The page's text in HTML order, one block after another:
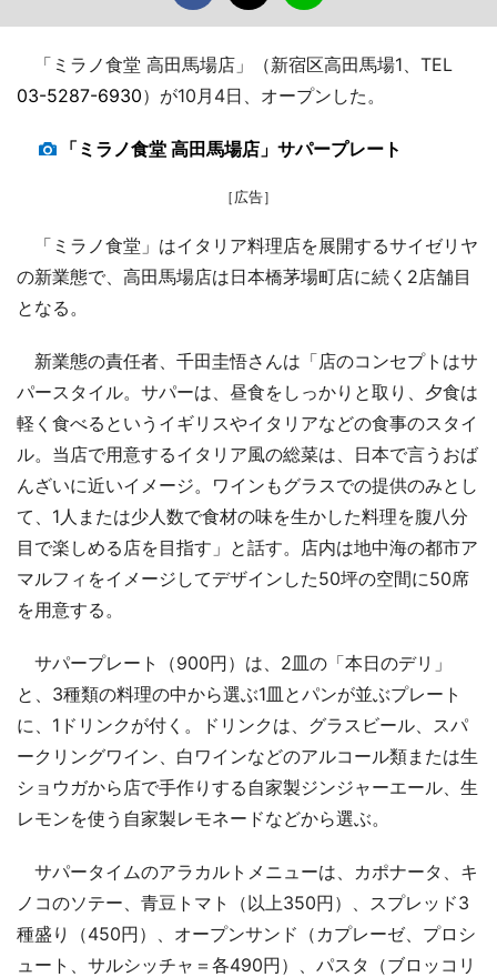
「ミラノ食堂 高田馬場店」（新宿区高田馬場1、TEL
03-5287-6930）が10月4日、オープンした。
「ミラノ食堂 高田馬場店」サパープレート
［広告］
「ミラノ食堂」はイタリア料理店を展開するサイゼリヤ
の新業態で、高田馬場店は日本橋茅場町店に続く2店舗目
となる。
新業態の責任者、千田圭悟さんは「店のコンセプトはサ
パースタイル。サパーは、昼食をしっかりと取り、夕食は
軽く食べるというイギリスやイタリアなどの食事のスタイ
ル。当店で用意するイタリア風の総菜は、日本で言うおば
んざいに近いイメージ。ワインもグラスでの提供のみとし
て、1人または少人数で食材の味を生かした料理を腹八分
目で楽しめる店を目指す」と話す。店内は地中海の都市ア
マルフィをイメージしてデザインした50坪の空間に50席
を用意する。
サパープレート（900円）は、2皿の「本日のデリ」
と、3種類の料理の中から選ぶ1皿とパンが並ぶプレート
に、1ドリンクが付く。ドリンクは、グラスビール、スパ
ークリングワイン、白ワインなどのアルコール類または生
ショウガから店で手作りする自家製ジンジャーエール、生
レモンを使う自家製レモネードなどから選ぶ。
サパータイムのアラカルトメニューは、カポナータ、キ
ノコのソテー、青豆トマト（以上350円）、スプレッド3
種盛り（450円）、オープンサンド（カプレーゼ、プロシ
ュート、サルシッチャ＝各490円）、パスタ（ブロッコリ